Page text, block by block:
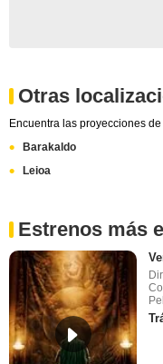
Otras
Encuentra las proyecciones
Barakaldo
Leioa
Estrenos más